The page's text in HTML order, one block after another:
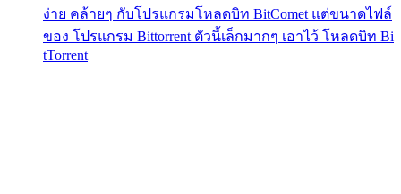
ง่าย คล้ายๆ กับโปรแกรมโหลดบิท BitComet แต่ขนาดไฟล์
ของ โปรแกรม Bittorrent ตัวนี้เล็กมากๆ เอาไว้ โหลดบิท Bi
tTorrent